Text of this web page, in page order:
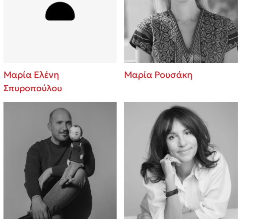
chicken BBQ pizza
σύγκρουση με τη
Μαρία Ελένη
Σπυροπούλου
Μαρία Ρουσάκη